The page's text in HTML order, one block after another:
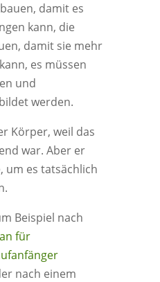
damit es
kann, die
damit sie mehr
es müssen
und
werden.
Körper, weil das
war. Aber er
um es tatsächlich
Beispiel nach
für
nach einem